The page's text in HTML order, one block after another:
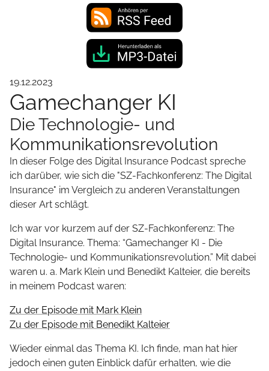
19.12.2023
Gamechanger KI
Die Technologie- und
Kommunikationsrevolution
In dieser Folge des Digital Insurance Podcast spreche
ich darüber, wie sich die "SZ-Fachkonferenz: The Digital
Insurance" im Vergleich zu anderen Veranstaltungen
dieser Art schlägt.
Ich war vor kurzem auf der SZ-Fachkonferenz: The
Digital Insurance. Thema: “Gamechanger KI - Die
Technologie- und Kommunikationsrevolution.” Mit dabei
waren u. a. Mark Klein und Benedikt Kalteier, die bereits
in meinem Podcast waren:
Zu der Episode mit Mark Klein
Zu der Episode mit Benedikt Kalteier
Wieder einmal das Thema KI. Ich finde, man hat hier
jedoch einen guten Einblick dafür erhalten, wie die